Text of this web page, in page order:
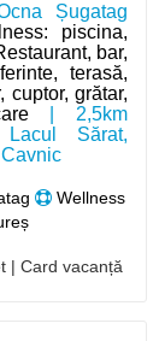
Șugatag
piscina,
bar,
terasă,
cuptor, grătar,
| 2,5km
Sărat,
Wellness
| Card vacanță